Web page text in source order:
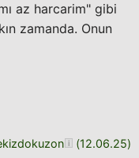
az harcarim" gibi
zamanda. Onun
(12.06.25)